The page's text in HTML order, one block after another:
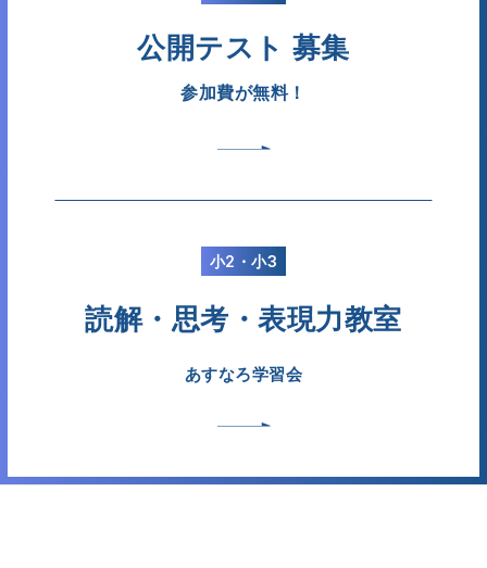
公開テスト 募集
参加費が無料！
小2・小3
読解・思考・表現力教室
あすなろ学習会